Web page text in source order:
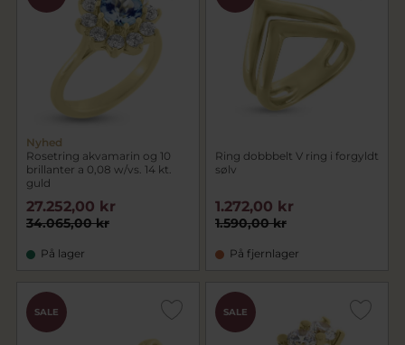
Nyhed
Rosetring akvamarin og 10
brillanter a 0,08 w/vs. 14 kt.
guld
34.065,00 kr
27.252,00 kr
På lager
Ring dobbbelt V ring i forgyldt
sølv
1.590,00 kr
1.272,00 kr
På fjernlager
SALE SALE